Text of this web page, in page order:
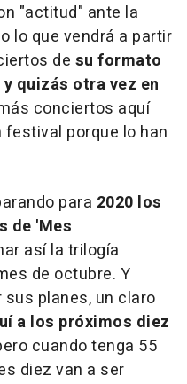
"actitud" ante la
lo que vendrá a partir
de su formato
quizás otra vez en
conciertos aquí
porque lo han
para 2020 los
de 'Mes
así la trilogía
de octubre. Y
planes, un claro
a los próximos diez
cuando tenga 55
diez van a ser